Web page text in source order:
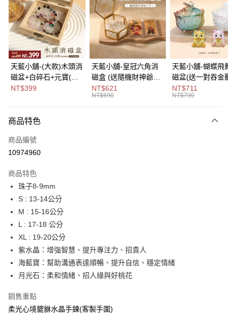
LINE Pay
Apple Pay
街口支付
悠遊付
Google Pay
【大哥付你分期使用說明】
2.付款方式選擇「大哥付你分期」，訂單成立後會自動跳轉到大哥付的交易
流程，驗證手機門號後，選擇欲分期的期數、繳款截止日，確認付款後即完
3.實際核准額度、可分期數及費用金額請依後續交易確認頁面所載為準。
4.訂單成立30分鐘內，如未前往確認交易或遇審核未通過，訂單將自動取
消。如遇「轉專審核」未通過狀況，表示未達大哥付你分期系統評分，恕無
法說明評估內容。
1.分期款項不併入電信帳單，「大哥付你分期」於每月結算日後寄送繳費提
醒簡訊。
2.透過簡訊連結打開帳單後，可選擇「超商條碼／台灣大直營門市／銀行轉
帳／街口支付／iPASS MONEY」等通路繳費。
【注意事項】
用戶於交易時，得透過本服務購買商品或服務，並由商店將買賣／分期付款
2.基於同意付款使用「大哥付你分期」之契約關係目的，商店將以您的個人
資料（包含姓名、電話或地址）提供予台灣大哥大進項蒐集、處理及利用，
運送方式
全家取貨付款
每筆NT$80，滿NT$1,000(含以上)免運費
付款後全家取貨
萊爾富取貨付款
每筆NT$8,888，滿NT$8,888(含以上)免運費
付款後萊爾富取貨
天藍小舖-(大款)木頭消
磁盆+白碎石+元寶(顏
色隨機)-單1
NT$399
天藍小舖-皇冠六角消
磁盒 (送隨機財神爺小
卡)-單1
款-$690【A31310122
NT$621
NT$690
天藍小舖-蝴蝶飛
磁盆(送一對吞金
1
款-$790【
NT$711
NT$790
商品特色
商品編號
10974960
商品特色
珠子8-9mm
S : 13-14公分
M : 15-16公分
L : 17-18 公分
XL : 19-20公分
紫水晶：增強智慧、提升專注力、招貴人
海藍寶：幫助溝通表達順暢、提升自信、穩定情緒
月光石：柔和情緒、招人緣與好桃花
銷售重點
柔光心境貔貅水晶手鍊(客製手圍)